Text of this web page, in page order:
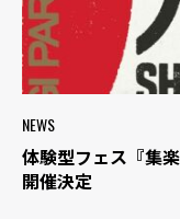
NEWS
体験型フェス『集
開催決定